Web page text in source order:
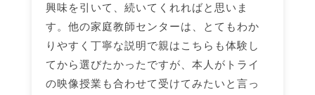
興味を引いて、続いてくれればと思いま
す。他の家庭教師センターは、とてもわか
りやすく丁寧な説明で親はこちらも体験し
てから選びたかったですが、本人がトライ
の映像授業も合わせて受けてみたいと言っ